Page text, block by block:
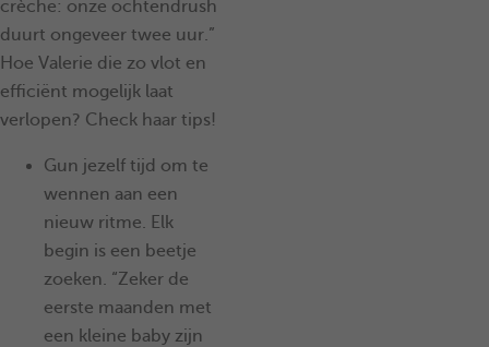
crèche: onze ochtendrush
duurt ongeveer twee uur.”
Hoe Valerie die zo vlot en
efficiënt mogelijk laat
verlopen? Check haar tips!
Gun jezelf tijd om te
wennen aan een
nieuw ritme. Elk
begin is een beetje
zoeken. “Zeker de
eerste maanden met
een kleine baby zijn